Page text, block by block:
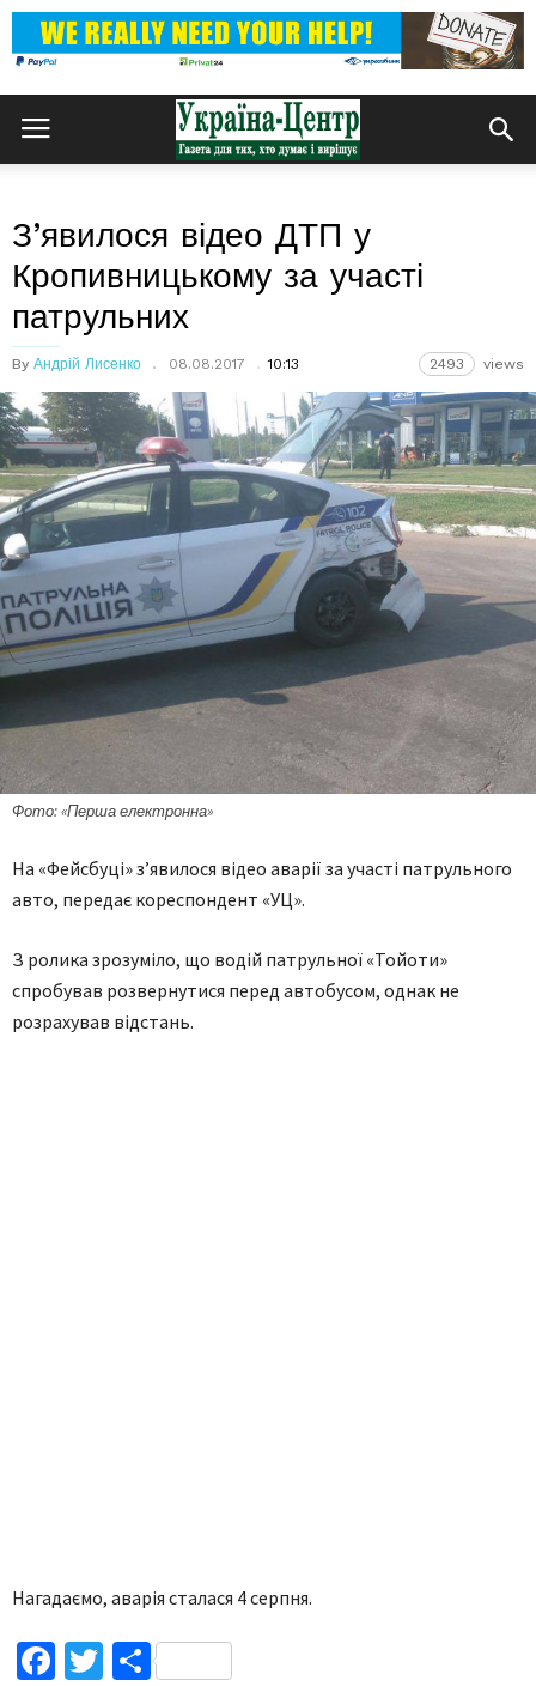
З’явилося відео ДТП у
Кропивницькому за участі
патрульних
By Андрій Лисенко 08.08.2017 10:13 2493 views
Фото: «Перша електронна»
На «Фейсбуці» з’явилося відео аварії за участі патрульного
авто, передає кореспондент «УЦ».
З ролика зрозуміло, що водій патрульної «Тойоти»
спробував розвернутися перед автобусом, однак не
розрахував відстань.
Нагадаємо, аварія сталася 4 серпня.
Facebook
TwitterПоділитися